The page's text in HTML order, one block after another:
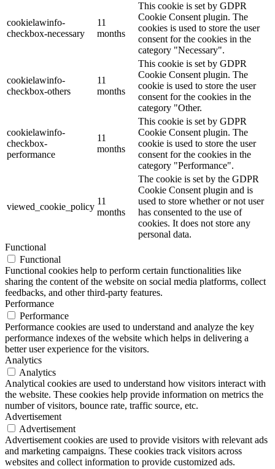
cookielawinfo-
checkbox-necessary
11
months
This cookie is set by GDPR
Cookie Consent plugin. The
cookies is used to store the user
consent for the cookies in the
category "Necessary".
cookielawinfo-
checkbox-others
11
months
This cookie is set by GDPR
Cookie Consent plugin. The
cookie is used to store the user
consent for the cookies in the
category "Other.
cookielawinfo-
checkbox-
performance
11
months
This cookie is set by GDPR
Cookie Consent plugin. The
cookie is used to store the user
consent for the cookies in the
category "Performance".
viewed_cookie_policy
11
months
The cookie is set by the GDPR
Cookie Consent plugin and is
used to store whether or not user
has consented to the use of
cookies. It does not store any
personal data.
Functional
Functional
Functional cookies help to perform certain functionalities like
sharing the content of the website on social media platforms, collect
feedbacks, and other third-party features.
Performance
Performance
Performance cookies are used to understand and analyze the key
performance indexes of the website which helps in delivering a
better user experience for the visitors.
Analytics
Analytics
Analytical cookies are used to understand how visitors interact with
the website. These cookies help provide information on metrics the
number of visitors, bounce rate, traffic source, etc.
Advertisement
Advertisement
Advertisement cookies are used to provide visitors with relevant ads
and marketing campaigns. These cookies track visitors across
websites and collect information to provide customized ads.